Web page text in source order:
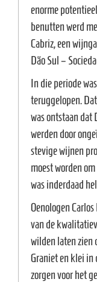
enorme
benutten werd
Cabriz, een
Dão Sul –
In die periode
teruggelopen.
was ontstaan dat
werden door
stevige wijnen
moest worden
was inderdaad
Oenologen
van de
wilden laten zien
Graniet en klei in
zorgen voor het